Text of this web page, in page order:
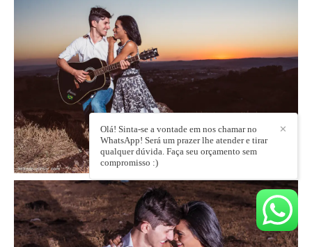
✕
Olá! Sinta-se a vontade em nos chamar no
WhatsApp! Será um prazer lhe atender e tirar
qualquer dúvida. Faça seu orçamento sem
compromisso :)